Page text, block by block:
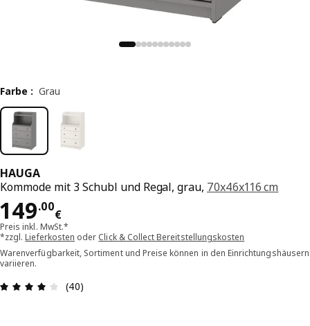
HAUGA
Kommode mit 3 Schubl und Regal, grau, 70x46x116 cm
149.00
€
Preis 149.00€
Preis inkl. MwSt.*
*zzgl.Lieferkosten oder Click & Collect Bereitstellungskosten
Warenverfügbarkeit, Sortiment und Preise können in den Einrichtungshäusern
variieren.
Bewertung: 4.1 von 5 Sterne Alle Bewertungen:
(40)
Farbe : Grau